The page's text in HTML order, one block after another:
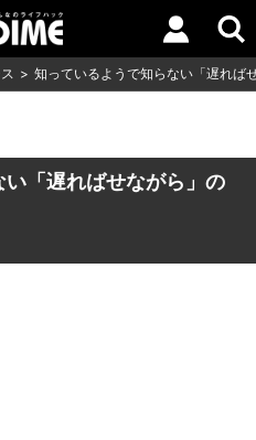
知っているようで知らない「遅れば
「遅ればせながら」の